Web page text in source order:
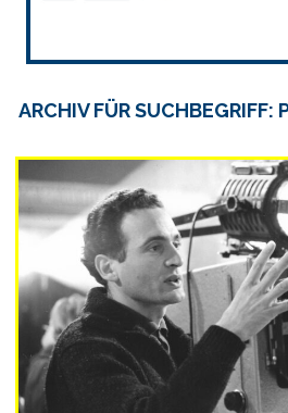
ARCHIV FÜR SUCHBEGRIFF: